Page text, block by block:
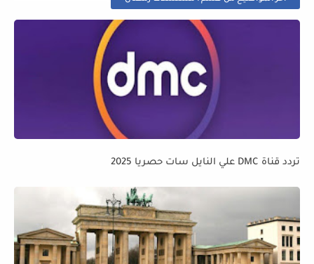
تردد قناة DMC علي النايل سات حصريا 2025